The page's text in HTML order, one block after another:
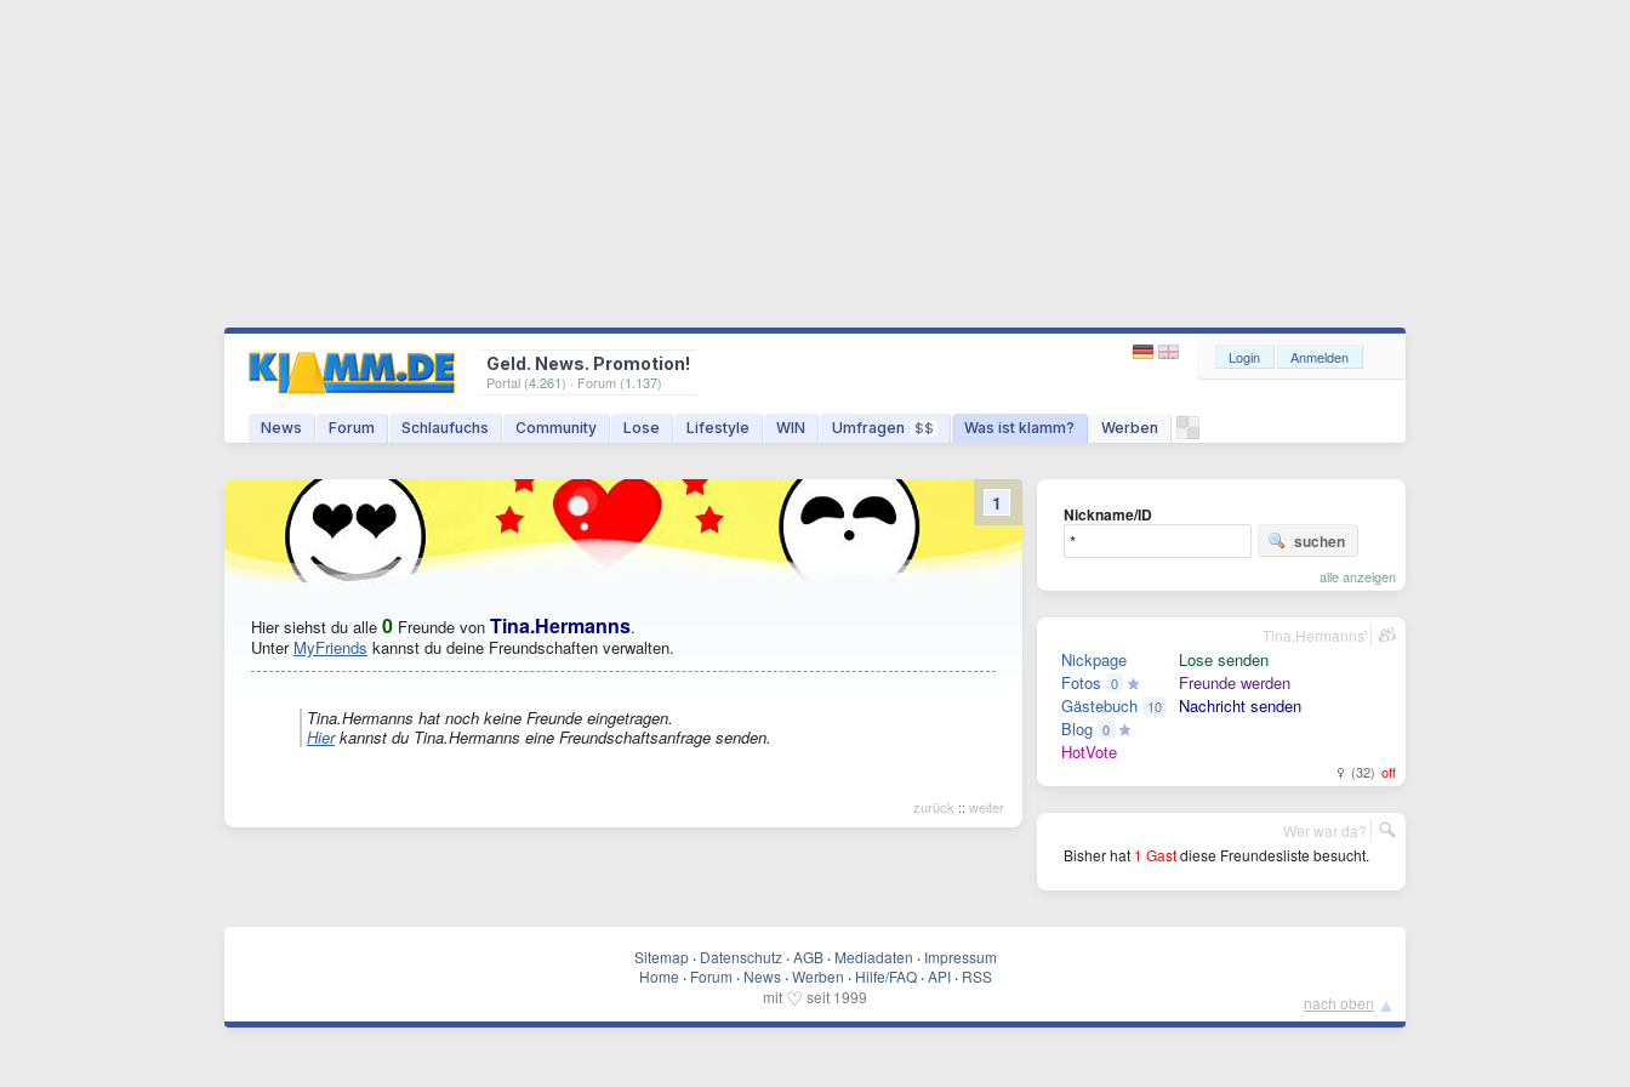
Geld. News. Promotion!
Portal (4.261) · Forum (1.137)
News Forum Schlaufuchs Community Lose Lifestyle WIN Umfragen $$ Was ist klamm? Werben
Login Anmelden
Hier siehst du alle 0 Freunde von Tina.Hermanns.
Unter MyFriends kannst du deine Freundschaften verwalten.
Tina.Hermanns hat noch keine Freunde eingetragen.
Hierkannst du Tina.Hermanns eine Freundschaftsanfrage senden.
zurück :: weiter
1
Nickname/ID
suchen
alle anzeigen
Nickpage
Fotos 0
Gästebuch 10
Blog 0
HotVote
Lose senden
Freunde werden
Nachricht senden
(32) off
Tina.Hermanns'
Bisher hat 1 Gastdiese Freundesliste besucht.
Wer war da?
Sitemap · Datenschutz · AGB · Mediadaten · Impressum
Home · Forum · News · Werben · Hilfe/FAQ · API · RSS
mit ♡ seit 1999 nach oben ▲